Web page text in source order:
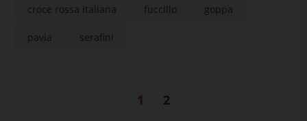
croce rossa italiana fuccillo goppa
pavia serafini
1
2